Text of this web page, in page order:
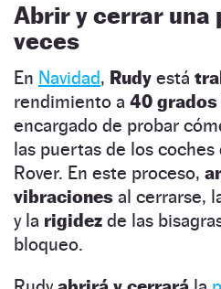
Abrir y cerrar una
veces
En Navidad, Rudy está
rendimiento a 40
encargado de probar
las puertas de los coches
Rover. En este proceso,
vibraciones al cerrarse,
y la rigidez de las
bloqueo.